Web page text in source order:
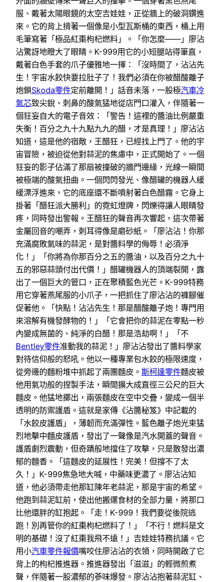
服、戴著太陽眼鏡的太空吉娃娃，正從牆上的破洞鑽進
來。它的背上揹著一個像是小型瓦斯桶的東西，桶上用
毛筆寫著「極品紅棗枸杞燃料」。「你怎麼——」廖沾
沾驚訝地瞪大了眼睛。K-999用它的小短腿站得筆直，
戴著白色手套的爪子優雅地一揮：「沒時間了，沾沾先
生！宇宙水餃快要拉肚子了！我們必須在你被醋酸離子
炮鎖Skoda零件定前離開！」話音未落，一股極汽車冷
氣芯致尖銳、刺鼻的酸氣猛地從店門口灌入，伴隨著一
個狂妄自大的電子音效：「警告！這裡的醬油比例嚴重
失衡！百分之九十九點九九的醋，才是真理！」廖沾沾
知道，這是他的宿敵，王醋狂，已經找上門了。他的宇
宙冒險，被迫從他對蒜泥的焦慮中，正式開始了。一個
狂妄的影子佔滿了那扇被撞破的牆門邊緣，光線一瞬間
被極端的酸氣扭曲。一個閃閃發光、像醋罐的機器人緩
緩漂浮進來，它的底座還不斷噴射著白色醋霧。它身上
掛著「醋狂派大勝利」的霓虹燈牌，閃爍得讓人眼睛發
疼，同時發出警報。王醋狂的聲音再次響起，這次帶著
金屬回音的嘲弄，刺耳得像是磨砂紙。「廖沾沾！你那
充滿腐敗氣味的蒜泥，是對醬料學的侮辱！必須淨
化！」「你將為你那百分之五的醬油，以及百分之九十
五的邪惡蒜頭付出代價！」醋罐機器人的頂端裂開，露
出了一個巨大的管口，正在聚積藍色光芒。K-999特務
用它穿著燕尾服的小爪子，一把抓住了廖沾沾的褲腳催
促著他。「快點！沾沾先生！那是醋酸離子炮！專門用
來溶解有機發酵物的！」「它會把你的蒜泥在零點一秒
內變成無菌的、純淨的白醋！那是浩劫啊！」「不
Bentley零件准動我的蒜泥！」廖沾沾發出了醬料學家
對待信仰般的怒吼。他以一種專業包水餃的極限速度，
從旁邊的麵粉堆中抓起了兩團麵皮。 斯柯達零件麵皮被
他用氣功般的捏製手法，瞬間擴大成直徑三公尺的巨大
麵皮。他猛地擲出，兩張麵皮在空中交疊，變成一個半
透明的防禦護盾。這就是家傳《沾醬秘笈》中記載的
「水餃皮護盾」，薄韌而充滿彈性。藍色離子炮光束猛
烈地擊中麵皮護盾，發出了一聲像是汽水開蓋的聲音。
護盾劇烈震動，但奇蹟般地擋住了攻擊，只是散發出濃
郁的麵香。「這麵皮的延展性！完美！但撐不了太
久！」K-999焦急地大喊，中藥味更濃了。廖沾沾知
道，他必須帶走他那缸陳年老蒜泥，那是宇宙的希望。
他跑到蒜泥缸前，使出他搬運食材的全部力量，將那口
比他還胖的缸抱起。「走！K-999！我們要從後院逃
跑！別再管你的紅棗枸杞燃料了！」「不行！燃料是文
明的基礎！沒了紅棗我飛不遠！」吉娃娃特務抗議。它
用小汽車零件報價嘴咬住廖沾沾的衣領，同時開啟了它
背上的枸杞推進器。推進器發出「滋滋」的輕微煎煮
聲，伴隨著一股濃郁的蔘味爆發。廖沾沾抱著蒜泥缸、